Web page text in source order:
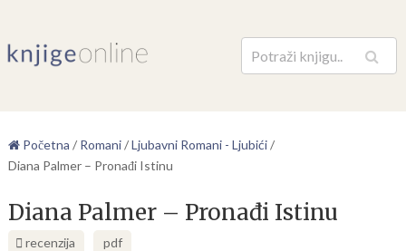
Pretraga
Početna / Romani/Ljubavni Romani - Ljubići/
Diana Palmer – Pronađi Istinu
Diana Palmer – Pronađi Istinu
recenzija pdf